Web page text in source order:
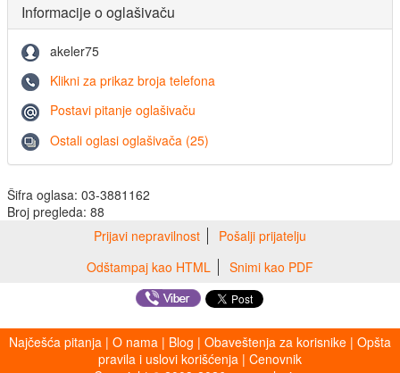
Informacije o oglašivaču
akeler75
Klikni za prikaz broja telefona
Postavi pitanje oglašivaču
Ostali oglasi oglašivača (25)
Šifra oglasa: 03-3881162
Broj pregleda: 88
Prijavi nepravilnost
Pošalji prijatelju
Odštampaj kao HTML
Snimi kao PDF
Najčešća pitanja | O nama | Blog | Obaveštenja za korisnike | Opšta
pravila i uslovi korišćenja | Cenovnik